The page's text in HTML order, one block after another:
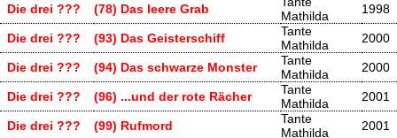
Die drei ??? (78) Das leere Grab
Mathilda
1998
Die drei ??? (93) Das Geisterschiff
Tante
Mathilda
2000
Die drei ??? (94) Das schwarze Monster
Tante
Mathilda
2000
Die drei ??? (96) ...und der rote Rächer
Tante
Mathilda
2001
Die drei ??? (99) Rufmord
Tante
Mathilda
2001